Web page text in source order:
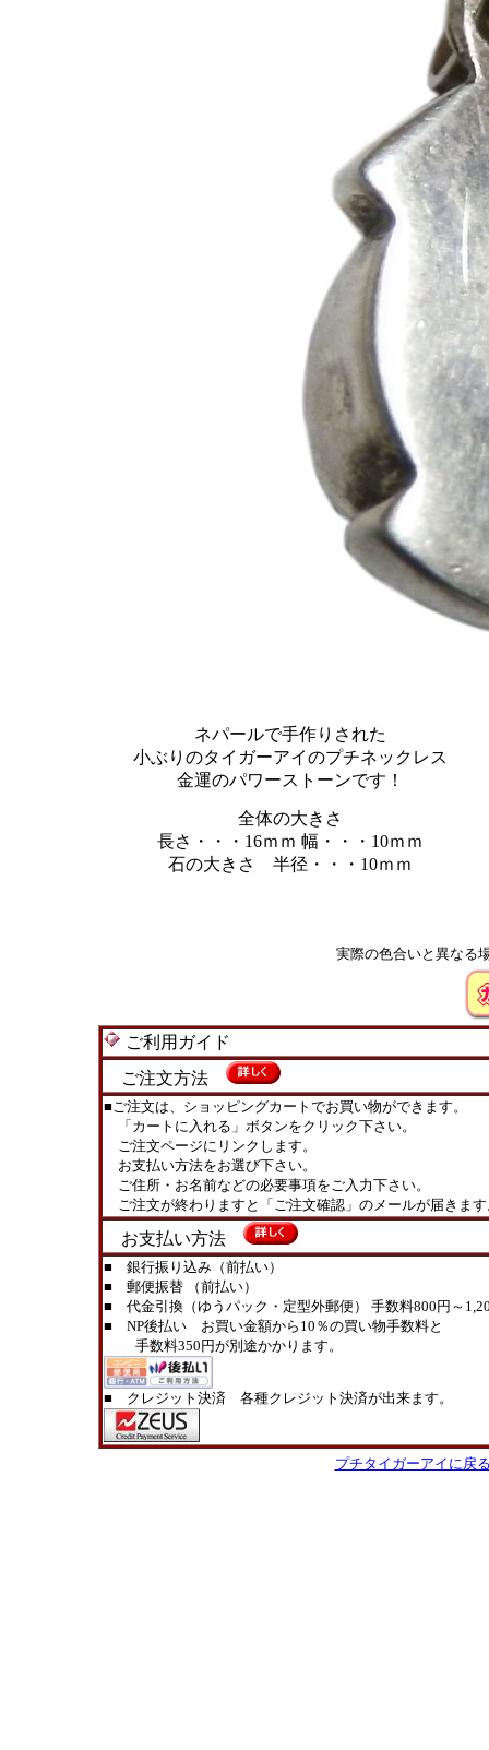
ネパールで手作りされた
小ぶりのタイガーアイのプチネックレス
金運のパワーストーンです！
全体の大きさ
長さ・・・16ｍｍ 幅・・・10ｍｍ
石の大きさ 半径・・・10ｍｍ
実際の色合いと異なる
ご利用ガイド
ご注文方法
■ご注文は、ショッピングカートでお買い物ができます。
「カートに入れる」ボタンをクリック下さい。
ご注文ページにリンクします。
お支払い方法をお選び下さい。
ご住所・お名前などの必要事項をご入力下さい。
ご注文が終わりますと「ご注文確認」のメールが届きま
お支払い方法
■ 銀行振り込み（前払い）
■ 郵便振替 （前払い）
■ 代金引換（ゆうパック・定型外郵便） 手数料800円～
■ NP後払い お買い金額から10％の買い物手数料と
手数料350円が別途かかります。
■ クレジット決済 各種クレジット決済が出来ます。
プチタイガーアイに戻